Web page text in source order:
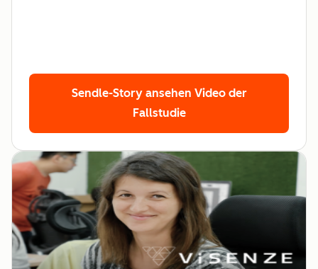
Sendle-Story ansehen Video der
Fallstudie